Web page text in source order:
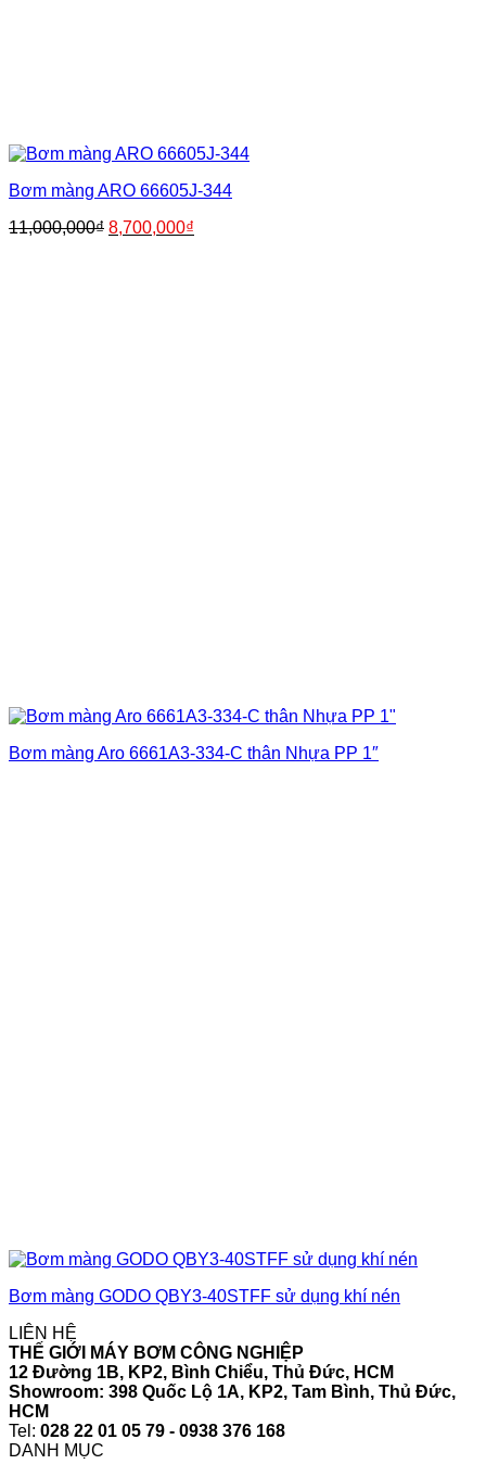
Bơm màng ARO 66605J-344
11,000,000₫ Giá
8,700,000₫
Bơm màng Aro 6661A3-334-C thân Nhựa PP 1″
Bơm màng GODO QBY3-40STFF sử dụng khí nén
LIÊN HỆ
THẾ GIỚI MÁY BƠM CÔNG NGHIỆP
12 Đường 1B, KP2, Bình Chiểu, Thủ Đức, HCM
Showroom: 398 Quốc Lộ 1A, KP2, Tam Bình, Thủ Đức,
HCM
Tel: 028 22 01 05 79 - 0938 376 168
DANH MỤC